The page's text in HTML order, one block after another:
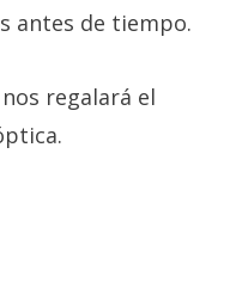
antes de tiempo.
regalará el